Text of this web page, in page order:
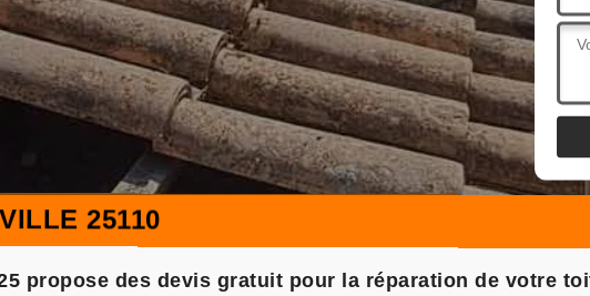
25110
propose des devis gratuit pour la réparation de votre